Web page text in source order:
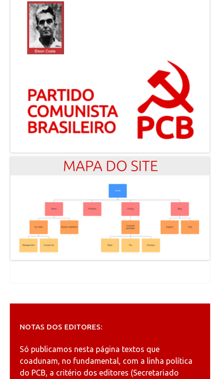
NOTAS DOS EDITORES:
Só publicamos nesta página textos que
coadunam, no fundamental, com a linha política
do PCB, a critério dos editores (Secretariado